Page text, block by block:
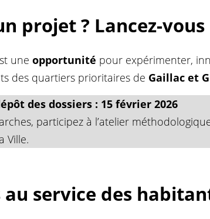
projet ? Lancez-vous
une opportunité pour expérimenter,
des quartiers prioritaires de Gaillac et
des dossiers : 15 février 2026
participez à l’atelier
Ville.
service des